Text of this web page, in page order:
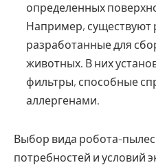
определенных
Например, существуют
разработанные для
животных. В них
фильтры, способные
аллергенами.
Выбор вида робота-
потребностей и условий